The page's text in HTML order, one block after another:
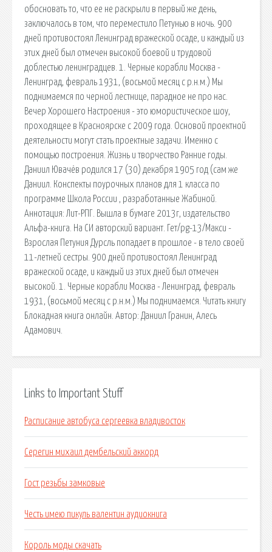
обосновать то, что ее не раскрыли в первый же день,
заключалось в том, что переместило Петунью в ночь. 900
дней противостоял Ленинград вражеской осаде, и каждый из
этих дней был отмечен высокой боевой и трудовой
доблестью ленинградцев. 1. Черные корабли Москва -
Ленинград, февраль 1931, (восьмой месяц с р.н.м.) Мы
поднимаемся по черной лестнице, парадное не про нас.
Вечер Хорошего Настроения - это юмористическое шоу,
проходящее в Красноярске с 2009 года. Основой проектной
деятельности могут стать проектные задачи. Именно с
помощью построения. Жизнь и творчество Ранние годы.
Даниил Ювачёв родился 17 (30) декабря 1905 год (сам же
Даниил. Конспекты поурочных планов для 1 класса по
программе Школа России , разработанные Жабиной.
Аннотация: Лит-РПГ. Вышла в бумаге 2013г, издательство
Альфа-книга. На СИ авторский вариант. Гет/pg-13/Макси -
Взрослая Петуния Дурсль попадает в прошлое - в тело своей
11-летней сестры. 900 дней противостоял Ленинград
вражеской осаде, и каждый из этих дней был отмечен
высокой. 1. Черные корабли Москва - Ленинград, февраль
1931, (восьмой месяц с р.н.м.) Мы поднимаемся. Читать книгу
Блокадная книга онлайн. Автор: Даниил Гранин, Алесь
Адамович.
Links to Important Stuff
Расписание автобуса сергеевка владивосток
Серегин михаил дембельский аккорд
Гост резьбы замковые
Честь имею пикуль валентин аудиокнига
Король моды скачать